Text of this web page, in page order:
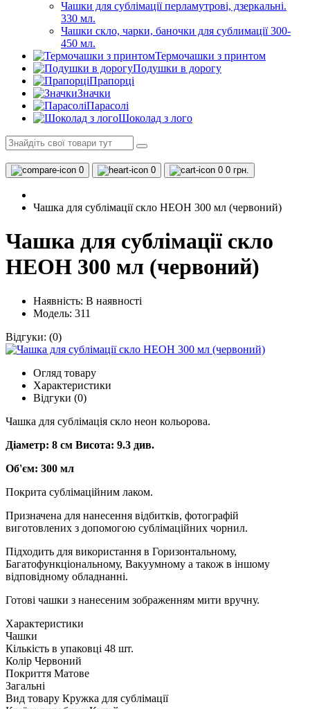
Чашки для сублімації перламутрові, дзеркальні.
330 мл.
Чашки скло, чарки, баночки для сублимації 300-
450 мл.
Термочашки з принтом
Подушки в дорогу
Прапорці
Значки
Парасолі
Шоколад з лого
0 0 0 0 грн.
Чашка для сублімації скло НЕОН 300 мл (червоний)
Чашка для сублімації скло
НЕОН 300 мл (червоний)
Наявність: В наявності
Модель: 311
Відгуки: (0)
Огляд товару
Характеристики
Відгуки (0)
Чашка для сублімація скло неон кольорова.
Діаметр: 8 см Висота: 9.3 див.
Об'єм: 300 мл
Покрита сублімаційним лаком.
Призначена для нанесення відбитків, фотографій
виготовлених з допомогою сублімаційних чорнил.
Підходить для використання в Горизонтальному,
Багатофункціональному, Вакуумному а також в іншому
відповідному обладнанні.
Готові чашки з нанесеним зображенням мити вручну.
Характеристики
Чашки
Кількість в упаковці 48 шт.
Колір Червоний
Покриття Матове
Загальні
Вид товару Кружка для сублімації